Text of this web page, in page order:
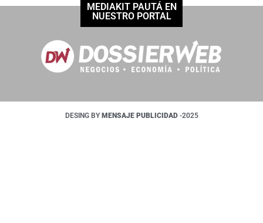
MEDIAKIT PAUTÁ EN
NUESTRO PORTAL
DESING BY MENSAJE PUBLICIDAD -2025